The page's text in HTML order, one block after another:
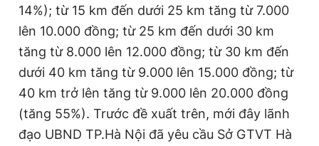
14%); từ 15 km đến dưới 25 km tăng từ 7.000
lên 10.000 đồng; từ 25 km đến dưới 30 km
tăng từ 8.000 lên 12.000 đồng; từ 30 km đến
dưới 40 km tăng từ 9.000 lên 15.000 đồng; từ
40 km trở lên tăng từ 9.000 lên 20.000 đồng
(tăng 55%). Trước đề xuất trên, mới đây lãnh
đạo UBND TP.Hà Nội đã yêu cầu Sở GTVT Hà